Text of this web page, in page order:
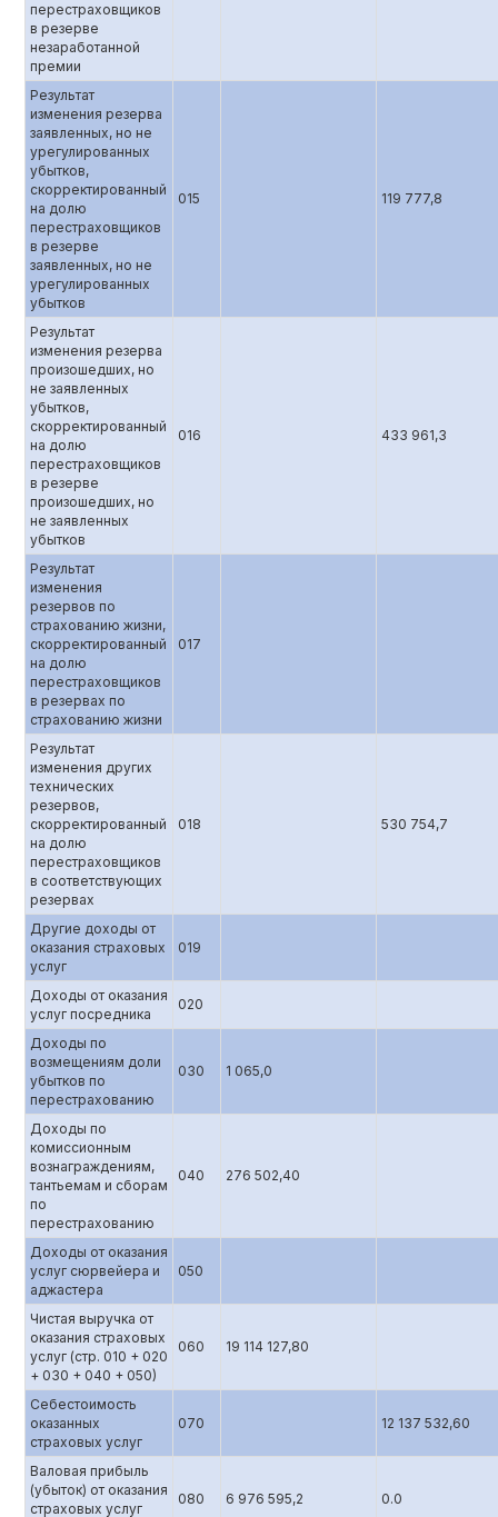
перестраховщиков
в резерве
незаработанной
премии
Результат
изменения резерва
заявленных, но не
урегулированных
убытков,
скорректированный
на долю
перестраховщиков
в резерве
заявленных, но не
урегулированных
убытков
015 119 777,8
Результат
изменения резерва
произошедших, но
не заявленных
убытков,
скорректированный
на долю
перестраховщиков
в резерве
произошедших, но
не заявленных
убытков
016 433 961,3
Результат
изменения
резервов по
страхованию жизни,
скорректированный
на долю
перестраховщиков
в резервах по
страхованию жизни
017
Результат
изменения других
технических
резервов,
скорректированный
на долю
перестраховщиков
в соответствующих
резервах
018 530 754,7
Другие доходы от
оказания страховых
услуг
019
Доходы от оказания
услуг посредника
020
Доходы по
возмещениям доли
убытков по
перестрахованию
030 1 065,0
Доходы по
комиссионным
вознаграждениям,
тантьемам и сборам
по
перестрахованию
040 276 502,40
Доходы от оказания
услуг сюрвейера и
аджастера
050
Чистая выручка от
оказания страховых
услуг (стр. 010 + 020
+ 030 + 040 + 050)
060 19 114 127,80
Себестоимость
оказанных
страховых услуг
070 12 137 532,60
Валовая прибыль
(убыток) от оказания
страховых услуг
080 6 976 595,2 0.0